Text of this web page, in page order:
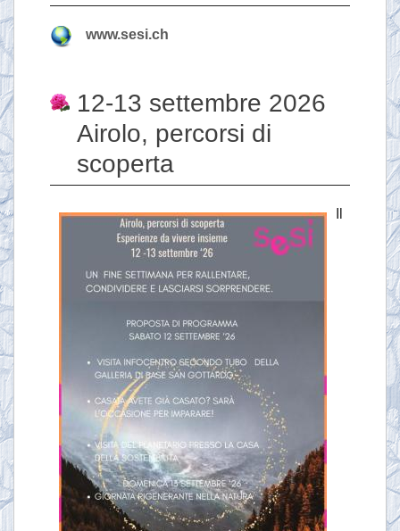
www.sesi.ch
12-13 settembre 2026
Airolo, percorsi di
scoperta